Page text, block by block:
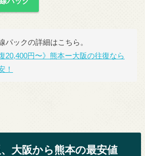
パックの詳細はこちら。
20,400円〜》熊本ー大阪の往復なら
！
大阪から熊本の最安値